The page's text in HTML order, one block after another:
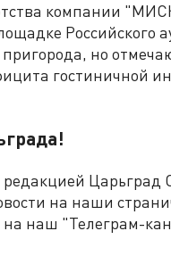
компании
Российского
но
гостиничной
редакцией
на наши
наш "Телеграм-